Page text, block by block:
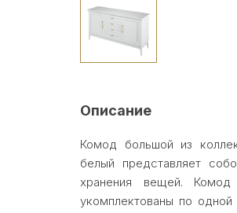
Описание
Комод большой из
белый представляет
хранения вещей.
укомплектованы по одной